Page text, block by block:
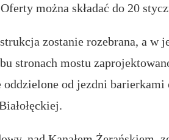
można składać do 20
zostanie rozebrana, a
stronach mostu
oddzielone od jezdni